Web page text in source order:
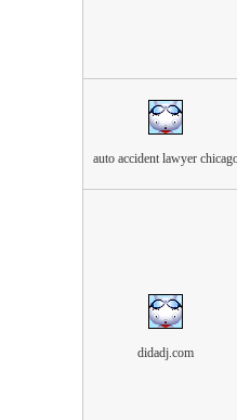
auto accident lawyer
didadj.com